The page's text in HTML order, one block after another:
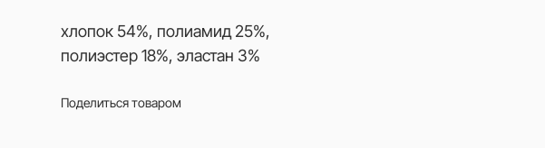
хлопок 54%, полиамид 25%,
полиэстер 18%, эластан 3%
Поделиться товаром